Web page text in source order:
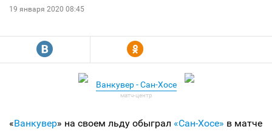
19 января 2020 08:45
R Y
Ванкувер - Сан-Хосе
«Ванкувер» на своем льду обыграл «Сан-Хосе» в матче